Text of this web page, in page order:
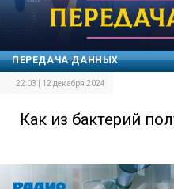
ПЕРЕДАЧА ДАННЫХ
22:03 | 12 декабря 2024
Как из бактерий